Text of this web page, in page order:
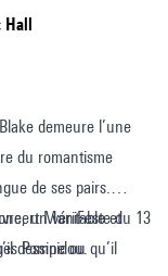
Hall
demeure l’une
du romantisme
de ses pairs.
un véritable et
dessine ou qu’il
ManiFeste du 13
Pompidou.